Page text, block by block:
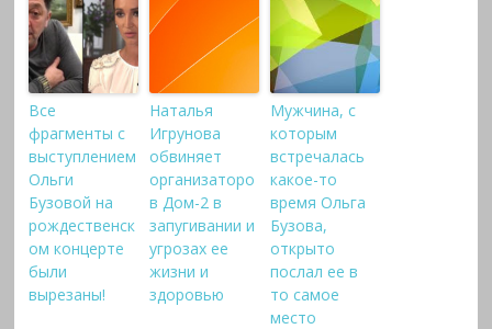
Все
фрагменты с
выступлением
Ольги
Бузовой на
рождественск
ом концерте
были
вырезаны!
Наталья
Игрунова
обвиняет
организаторо
в Дом-2 в
запугивании и
угрозах ее
жизни и
здоровью
Мужчина, с
которым
встречалась
какое-то
время Ольга
Бузова,
открыто
послал ее в
то самое
место